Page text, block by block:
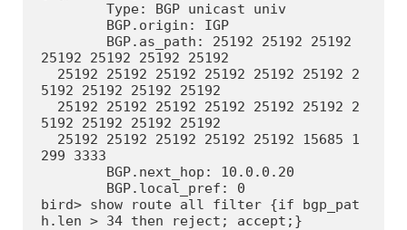
25192 25192 25192 25192
5192 25192 25192 25192
5192 25192 25192 25192
299 3333
bird> show route all filter {if bgp_pat
h.len > 34 then reject; accept;}